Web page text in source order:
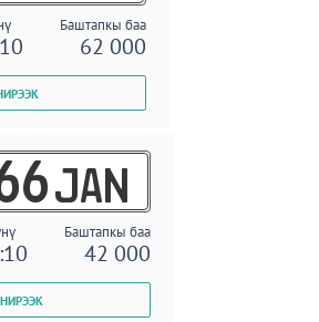
Баштапкы баа
62 000
JAN
Баштапкы баа
42 000